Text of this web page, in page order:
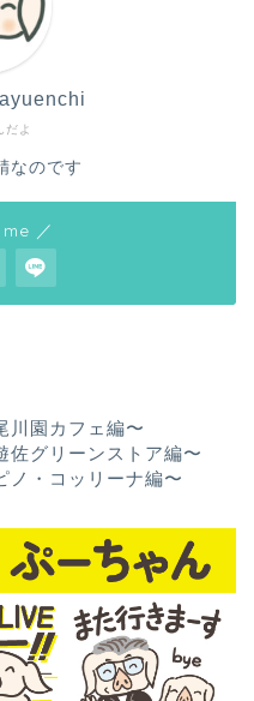
だよ
なのです
／
川園カフェ編〜
佐グリーンストア編〜
ノ・コッリーナ編〜
ホーム